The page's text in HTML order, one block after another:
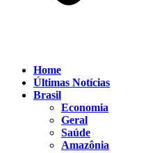
Home
Últimas Notícias
Brasil
Economia
Geral
Saúde
Amazônia